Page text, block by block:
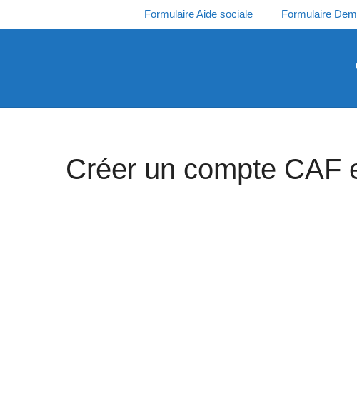
au
Formulaire Aide sociale Formulaire
Créer un compte CAF